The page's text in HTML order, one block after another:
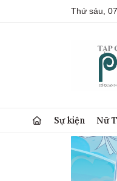
Thứ sáu,
Sự kiện Nữ